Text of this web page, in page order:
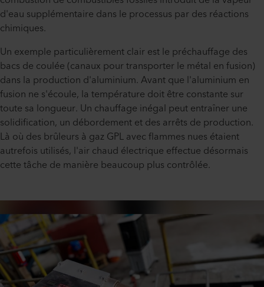
d'eau supplémentaire dans le processus par des réactions
chimiques.
Un exemple particulièrement clair est le préchauffage des
bacs de coulée (canaux pour transporter le métal en fusion)
dans la production d'aluminium. Avant que l'aluminium en
fusion ne s'écoule, la température doit être constante sur
toute sa longueur. Un chauffage inégal peut entraîner une
solidification, un débordement et des arrêts de production.
Là où des brûleurs à gaz GPL avec flammes nues étaient
autrefois utilisés, l'air chaud électrique effectue désormais
cette tâche de manière beaucoup plus contrôlée.